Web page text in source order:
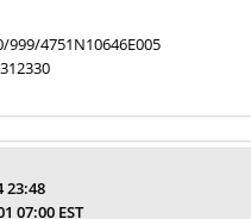
4751N10646E005
23:48
07:00 EST